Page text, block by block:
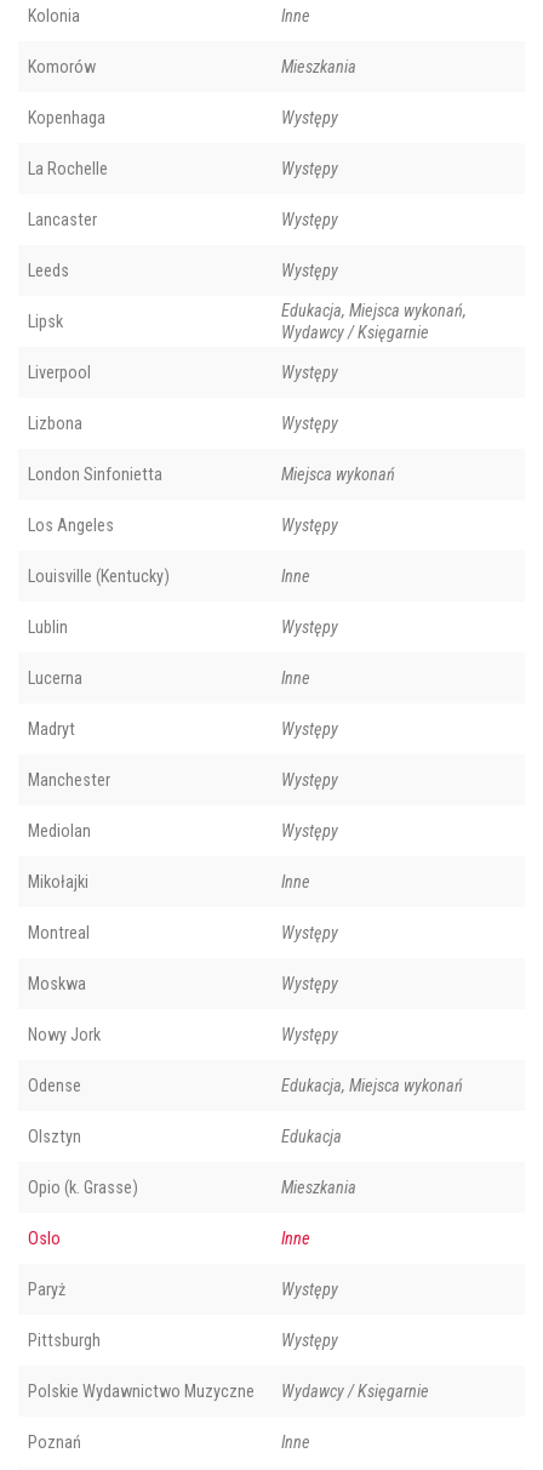
Kolonia Inne
Komorów Mieszkania
Kopenhaga Występy
La Rochelle Występy
Lancaster Występy
Leeds Występy
Lipsk
Edukacja, Miejsca wykonań,
Wydawcy / Księgarnie
Liverpool Występy
Lizbona Występy
London Sinfonietta Miejsca wykonań
Los Angeles Występy
Louisville (Kentucky) Inne
Lublin Występy
Lucerna Inne
Madryt Występy
Manchester Występy
Mediolan Występy
Mikołajki Inne
Montreal Występy
Moskwa Występy
Nowy Jork Występy
Odense Edukacja, Miejsca wykonań
Olsztyn Edukacja
Opio (k. Grasse) Mieszkania
Oslo Inne
Paryż Występy
Pittsburgh Występy
Polskie Wydawnictwo Muzyczne Wydawcy / Księgarnie
Poznań Inne